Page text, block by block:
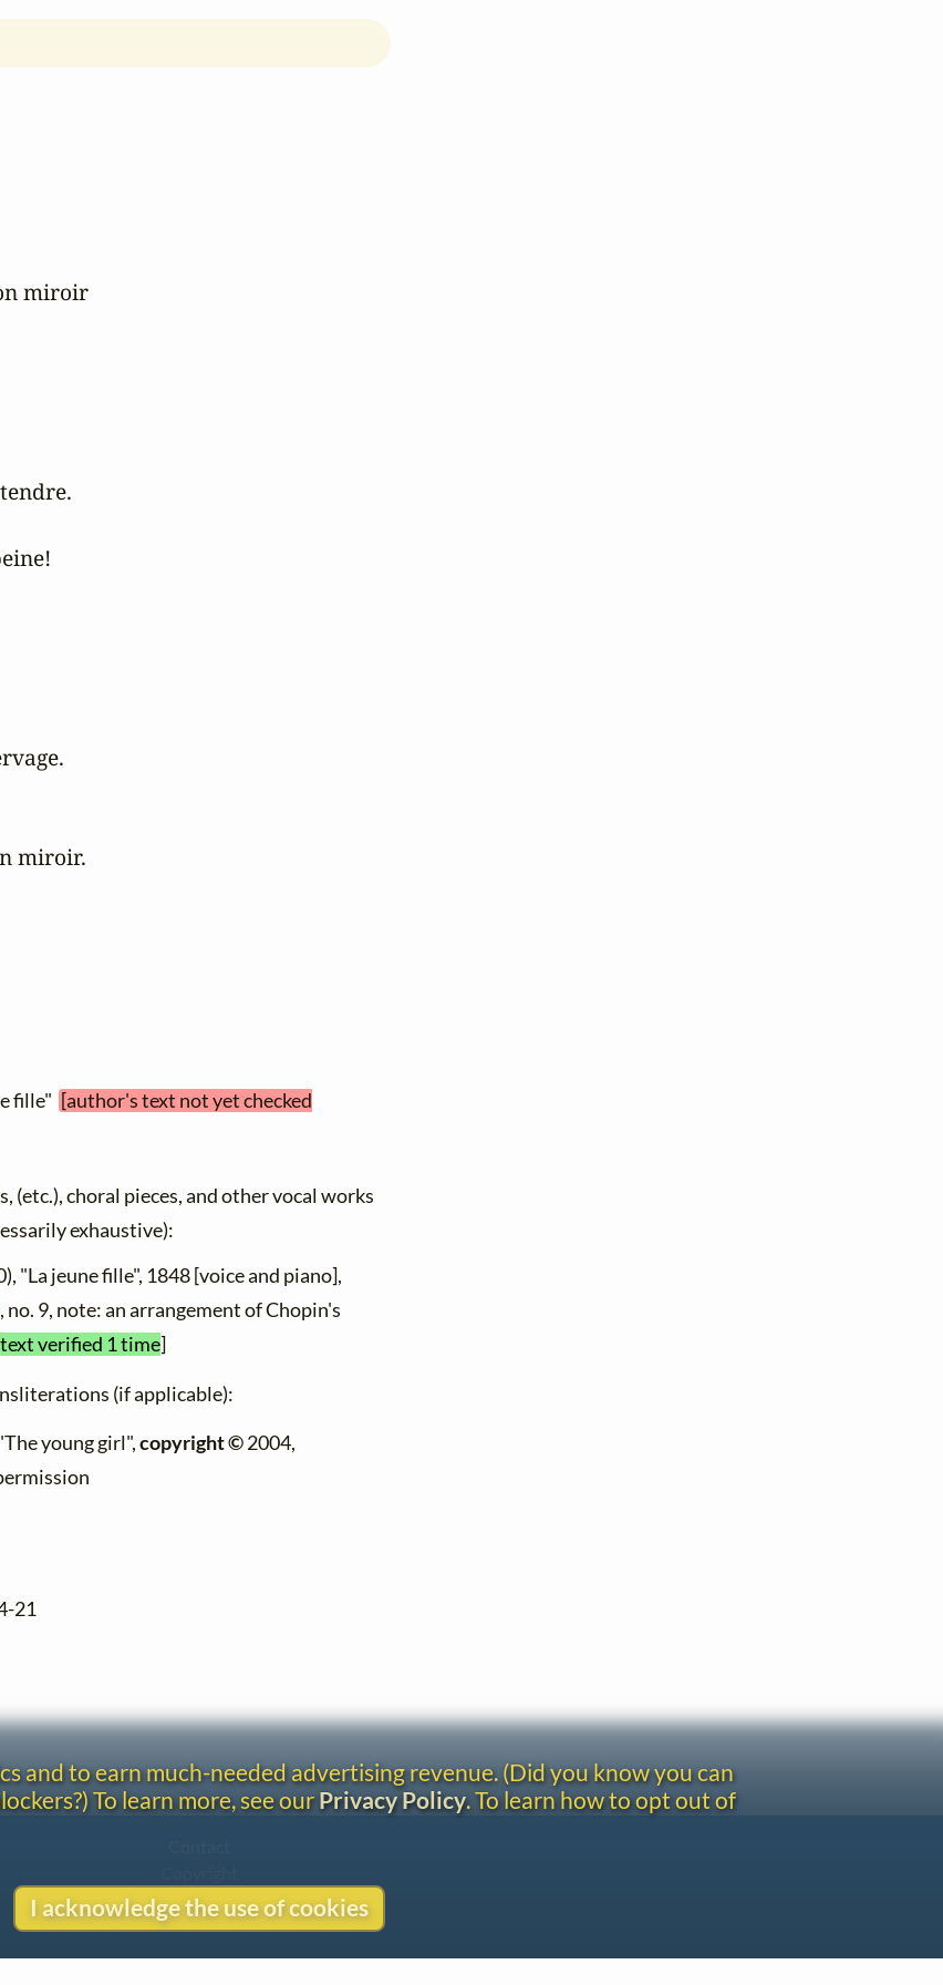
miroir
miroir.
fille" [author's text not yet checked
(etc.), choral pieces, and other vocal works
exhaustive):
"La jeune fille", 1848 [voice and piano],
, no. 9, note: an arrangement of Chopin's
text verified 1 time]
(if applicable):
young girl",copyright ©2004,
21
and to earn much-needed advertising revenue. (Did you know you can
To learn more, see ourPrivacy Policy. To learn how to opt out of
I acknowledge the use of cookies
Privacy
Copyright © 2026 The LiederNet Archive